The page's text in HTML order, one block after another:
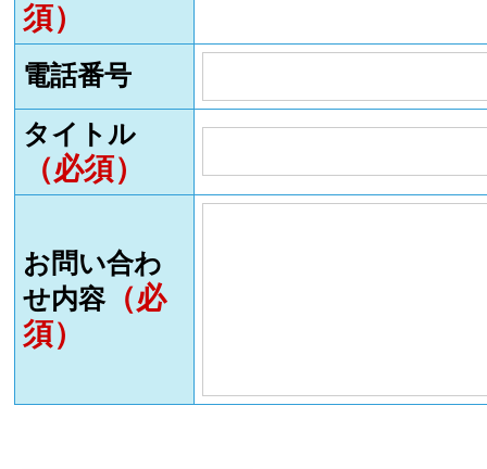
須）
電話番号
タイトル
（必須）
お問い合わ
せ内容（必
須）